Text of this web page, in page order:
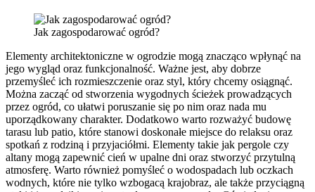
Jak zagospodarować ogród?
Elementy architektoniczne w ogrodzie mogą znacząco wpłynąć na
jego wygląd oraz funkcjonalność. Ważne jest, aby dobrze
przemyśleć ich rozmieszczenie oraz styl, który chcemy osiągnąć.
Można zacząć od stworzenia wygodnych ścieżek prowadzących
przez ogród, co ułatwi poruszanie się po nim oraz nada mu
uporządkowany charakter. Dodatkowo warto rozważyć budowę
tarasu lub patio, które stanowi doskonałe miejsce do relaksu oraz
spotkań z rodziną i przyjaciółmi. Elementy takie jak pergole czy
altany mogą zapewnić cień w upalne dni oraz stworzyć przytulną
atmosferę. Warto również pomyśleć o wodospadach lub oczkach
wodnych, które nie tylko wzbogacą krajobraz, ale także przyciągną